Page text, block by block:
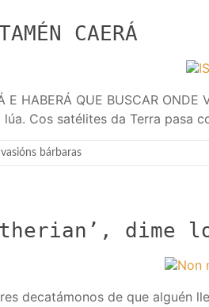
CAERÁ
E HABERÁ QUE BUSCAR
Cos satélites da Terra pasa
bárbaras
dime
decatámonos de que alguén